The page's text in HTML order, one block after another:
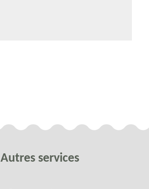
Autres services